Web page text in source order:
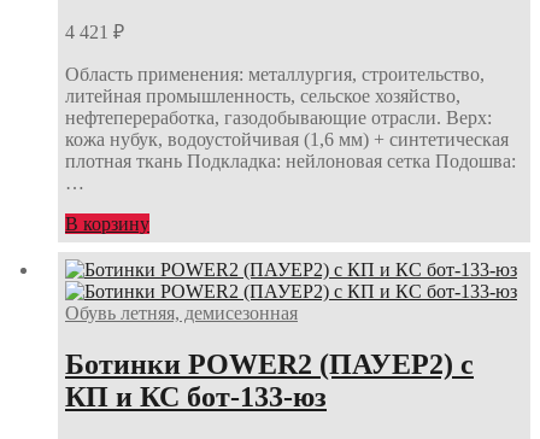
4 421 ₽
Область применения: металлургия, строительство,
литейная промышленность, сельское хозяйство,
нефтепереработка, газодобывающие отрасли. Верх:
кожа нубук, водоустойчивая (1,6 мм) + синтетическая
плотная ткань Подкладка: нейлоновая сетка Подошва:
…
В корзину
Обувь летняя, демисезонная
Ботинки POWER2 (ПАУЕР2) с
КП и КС бот-133-юз